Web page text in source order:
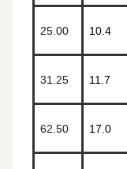
25.00 10.4
31.25 11.7
62.50 17.0